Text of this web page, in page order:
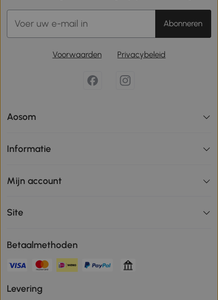
Abonneren
Voorwaarden Privacybeleid
Aosom
Informatie
Mijn account
Site
Betaalmethoden
Levering